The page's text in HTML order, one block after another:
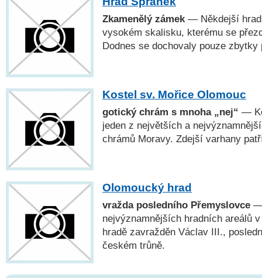
Zkamenělý zámek — Někdejší
vysokém skalisku, kterému se
Dodnes se dochovaly pouze zbytky
Kostel sv. Mořice Olomouc
gotický chrám s mnoha „nej“ —
jeden z největších a
chrámů Moravy. Zdejší varhany
Olomoucký hrad
vražda posledního Přemyslovce —
nejvýznamnějších hradních areálů
hradě zavražděn Václav III.,
českém trůně.